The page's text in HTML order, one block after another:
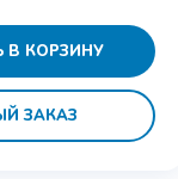
В КОРЗИНУ
ЗАКАЗ